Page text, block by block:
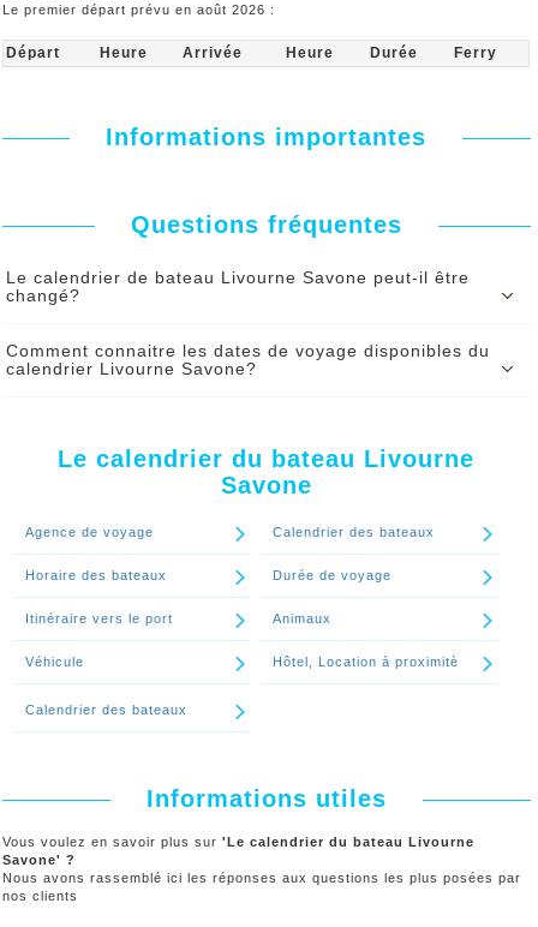
Le premier départ prévu en août 2026 :
Départ Heure Arrivée Heure Durée Ferry
Informations importantes
Questions fréquentes
Le calendrier de bateau Livourne Savone peut-il être
changé?
ferry sous certaines contraintes. En cas de changement vous
serez serez informé par SMS et par mail de tout changement d’heure
être changé?'
Comment connaitre les dates de voyage disponibles du
calendrier Livourne Savone?
Continuer le spécial 'Comment connaitre les dates de voyage
disponibles du calendrier Livourne Savone?'
Le calendrier du bateau Livourne
Savone
Agence de voyage Calendrier des bateaux
Horaire des bateaux Durée de voyage
Itinéraire vers le port Animaux
Véhicule Hôtel, Location à proximitè
Calendrier des bateaux
Informations utiles
Vous voulez en savoir plus sur 'Le calendrier du bateau Livourne
Savone' ?
Nous avons rassemblé ici les réponses aux questions les plus posées par
nos clients